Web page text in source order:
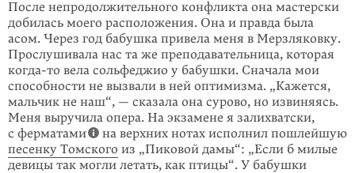
После непродолжительного конфликта она мастерски
добилась моего расположения. Она и правда была
асом. Через год бабушка привела меня в Мерзляковку.
Прослушивала нас та же преподавательница, которая
когда-то вела сольфеджио у бабушки. Сначала мои
способности не вызвали в ней оптимизма. „Кажется,
мальчик не наш“, — сказала она сурово, но извиняясь.
Меня выручила опера. На экзамене я залихватски,
с ферматами
на верхних нотах исполнил пошлейшую
песенку Томского из „Пиковой дамы“: „Если б милые
девицы так могли летать, как птицы“. У бабушки